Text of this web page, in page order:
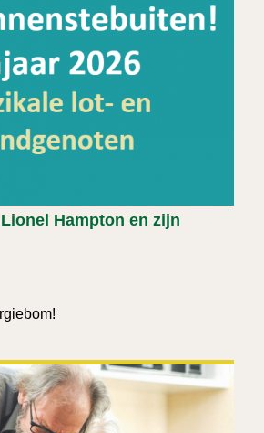
Hampton en zijn